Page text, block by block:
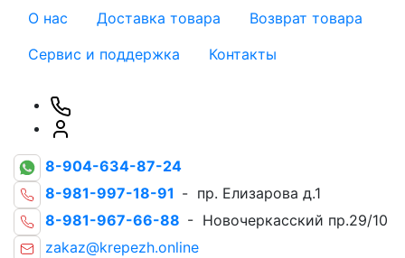
О нас Доставка товара
Возврат товара
Сервис и поддержка
Контакты
8-904-634-87-24
8-981-997-18-91 - пр. Елизарова д.1
8-981-967-66-88 - Новочеркасский пр.29/10
zakaz@krepezh.online